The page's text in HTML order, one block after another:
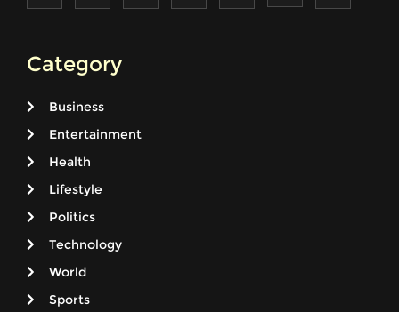
Category
Business
Entertainment
Health
Lifestyle
Politics
Technology
World
Sports